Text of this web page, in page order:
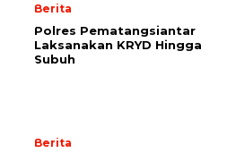
Berita
Polres Pematangsiantar
Laksanakan KRYD Hingga
Subuh
Berita